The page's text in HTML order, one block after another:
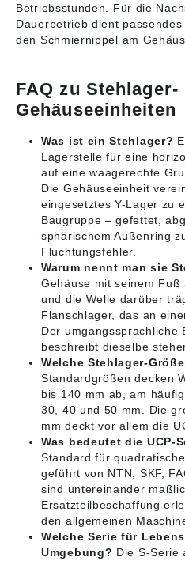
Betriebsstunden. Für die
Dauerbetrieb dient
den Schmiernippel am
FAQ zu Stehlager-
Gehäuseeinheiten
Was ist ein Stehlager?
Lagerstelle für eine
auf eine waagerechte
Die Gehäuseeinheit
eingesetztes Y-Lager zu
Baugruppe – gefettet,
sphärischem Außenring
Fluchtungsfehler.
Warum nennt man sie
Gehäuse mit seinem
und die Welle darüber
Flanschlager, das an
Der umgangssprachliche
beschreibt dieselbe
Welche Stehlager-
Standardgrößen decken
bis 140 mm ab, am
30, 40 und 50 mm. Die
mm deckt vor allem die
Was bedeutet die UCP-
Standard für
geführt von NTN, SKF,
sind untereinander
Ersatzteilbeschaffung
den allgemeinen
Welche Serie für
Umgebung? Die S-Serie